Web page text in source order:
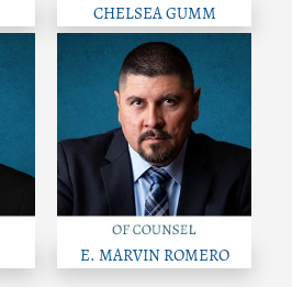
CHELSEA GUMM
E. MARVIN ROMERO